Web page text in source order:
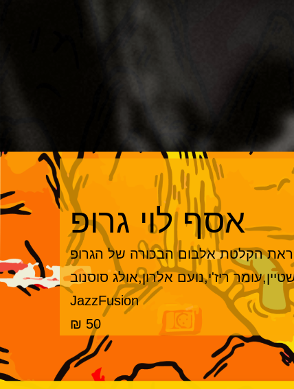
אסף לוי גרופ
הקלטת אלבום הבכורה של הגרופ
ריז'י,נועם אלרון,אולג סוסנוב
JazzFusion
50 ₪